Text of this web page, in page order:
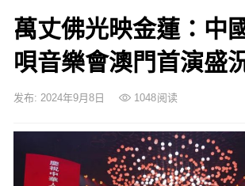
萬丈佛光映金蓮：中
唄音樂會澳門首演盛
发布: 2024年9月8日 1048阅读